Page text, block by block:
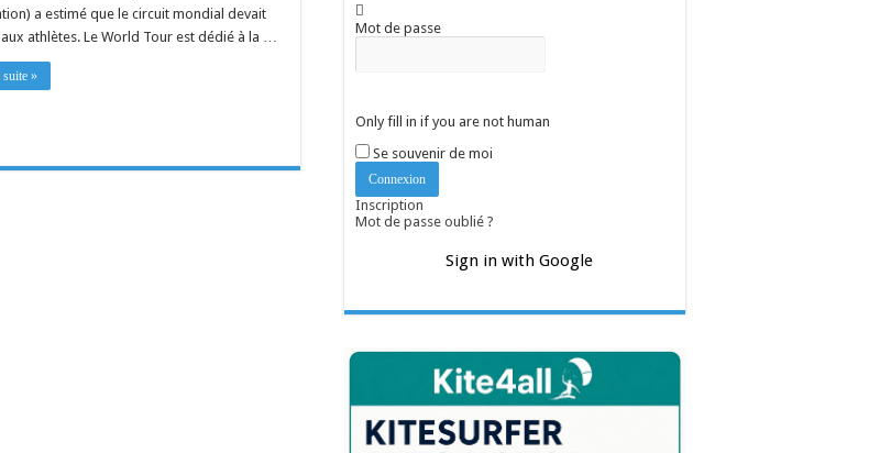
a estimé que le circuit mondial devait
athlètes. Le World Tour est dédié à la …
»
Mot de passe
Only fill in if you are not human
Se souvenir de moi
Inscription
Mot de passe oublié ?
Sign in with Google